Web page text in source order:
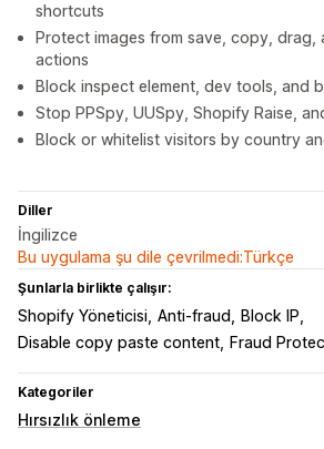
shortcuts
Protect images from save, copy, drag,
actions
Block inspect element, dev tools, and
Stop PPSpy, UUSpy, Shopify Raise,
Block or whitelist visitors by country
Diller
İngilizce
Bu uygulama şu dile çevrilmedi:Türkçe
Şunlarla birlikte çalışır:
Shopify Yöneticisi Anti-fraud
Block IP
Disable copy paste content
Fraud
Kategoriler
Hırsızlık önleme